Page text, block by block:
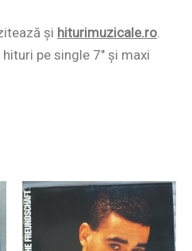
și hiturimuzicale.ro
pe single 7″ și maxi